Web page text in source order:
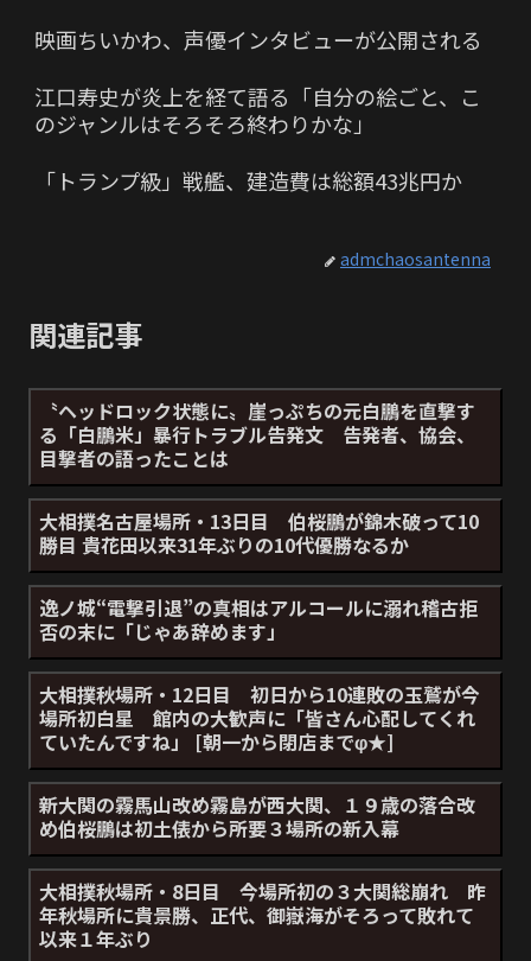
映画ちいかわ、声優インタビューが公開される
江口寿史が炎上を経て語る「自分の絵ごと、こ
のジャンルはそろそろ終わりかな」
「トランプ級」戦艦、建造費は総額43兆円か
admchaosantenna
関連記事
〝ヘッドロック状態に〟崖っぷちの元白鵬を直撃す
る「白鵬米」暴行トラブル告発文 告発者、協会、
目撃者の語ったことは
大相撲名古屋場所・13日目 伯桜鵬が錦木破って10
勝目 貴花田以来31年ぶりの10代優勝なるか
逸ノ城“電撃引退”の真相はアルコールに溺れ稽古拒
否の末に「じゃあ辞めます」
大相撲秋場所・12日目 初日から10連敗の玉鷲が今
場所初白星 館内の大歓声に「皆さん心配してくれ
ていたんですね」 [朝一から閉店までφ★]
新大関の霧馬山改め霧島が西大関、１９歳の落合改
め伯桜鵬は初土俵から所要３場所の新入幕
大相撲秋場所・8日目 今場所初の３大関総崩れ 昨
年秋場所に貴景勝、正代、御嶽海がそろって敗れて
以来１年ぶり